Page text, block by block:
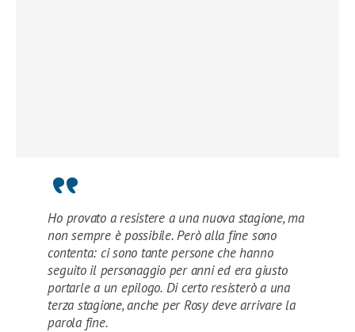
Ho provato a resistere a una nuova stagione, ma
non sempre è possibile. Però alla fine sono
contenta: ci sono tante persone che hanno
seguito il personaggio per anni ed era giusto
portarle a un epilogo. Di certo resisterò a una
terza stagione, anche per Rosy deve arrivare la
parola fine.